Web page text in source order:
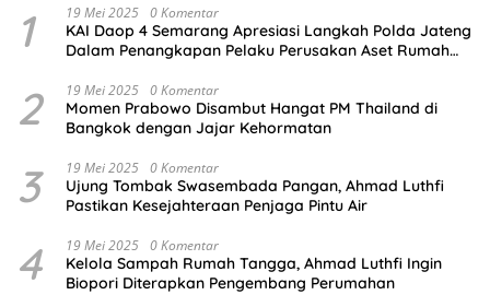
1 19 Mei 2025 0 Komentar
KAI Daop 4 Semarang Apresiasi Langkah Polda Jateng
Dalam Penangkapan Pelaku Perusakan Aset Rumah
2 19 Mei 2025 0 Komentar
Momen Prabowo Disambut Hangat PM Thailand di
Bangkok dengan Jajar Kehormatan
3 19 Mei 2025 0 Komentar
Ujung Tombak Swasembada Pangan, Ahmad Luthfi
Pastikan Kesejahteraan Penjaga Pintu Air
4 19 Mei 2025 0 Komentar
Kelola Sampah Rumah Tangga, Ahmad Luthfi Ingin
Biopori Diterapkan Pengembang Perumahan